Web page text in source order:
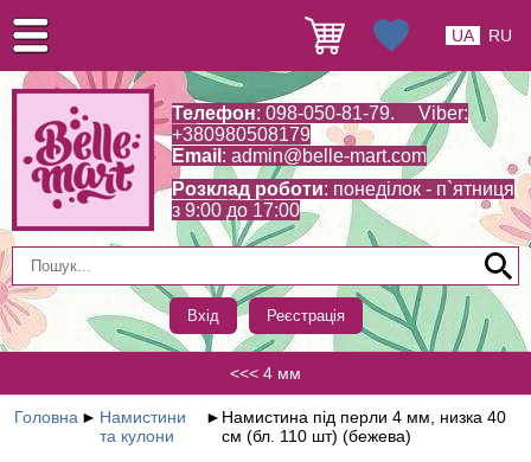
Телефон: 098-050-81-79. Viber:
+380980508179
Email : admin@belle-mart.com
Розклад роботи: понеділок - п`ятниця
з 9:00 до 17:00
Вхід Реєстрація
UA RU
<<< 4 мм
Головна ► Намистини
та кулони
► Намистина під перли 4 мм, низка 40
см (бл. 110 шт) (бежева)